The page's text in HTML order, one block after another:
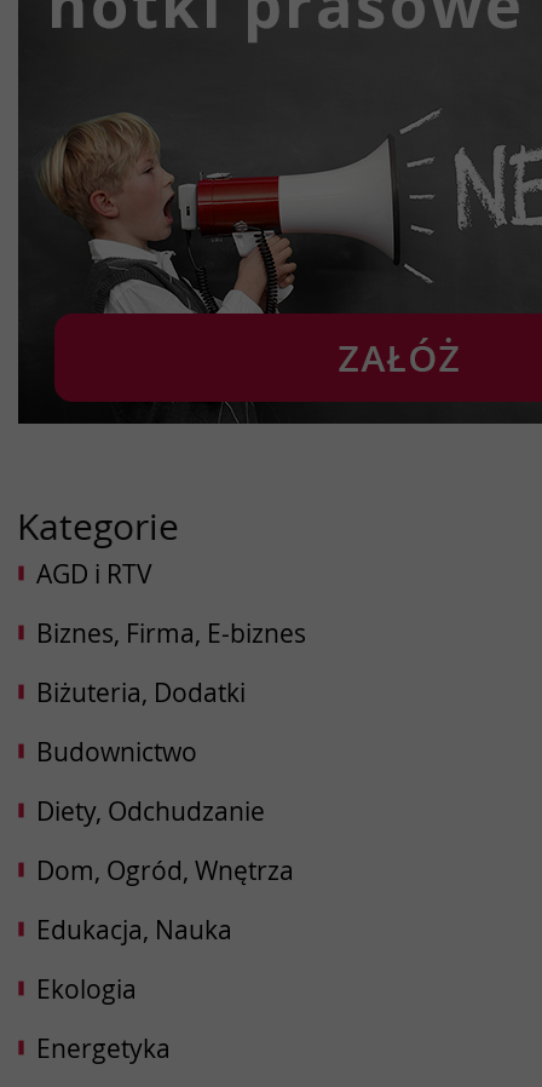
Kategorie
AGD i RTV
Biznes, Firma, E-biznes
Biżuteria, Dodatki
Budownictwo
Diety, Odchudzanie
Dom, Ogród, Wnętrza
Edukacja, Nauka
Ekologia
Energetyka